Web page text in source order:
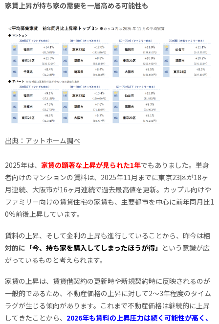
家賃上昇が持ち家の需要を一層高める可能性も
出典：アットホーム調べ
2025年は、 家賃の顕著な上昇が見られた1年でもありました。単身
者向けのマンションの賃料は、2025年11月までに東京23区が18ヶ
月連続、大阪市が16ヶ月連続で過去最高値を更新。カップル向けや
ファミリー向けの賃貸住宅の家賃も、主要都市を中心に前年同月比1
0％前後上昇しています。
賃料の上昇、そして金利の上昇も進行していることから、昨今は相
対的に 「今、持ち家を購入してしまったほうが得」 という意識が広
がっているものと考えられます。
家賃の上昇は、賃貸借契約の更新時や新規契約時に反映されるのが
一般的であるため、不動産価格の上昇に対して2〜3年程度のタイム
ラグが生じる傾向があります。これまで不動産価格は継続的に上昇
してきたことから、 2026年も賃料の上昇圧力は続く可能性が高く、